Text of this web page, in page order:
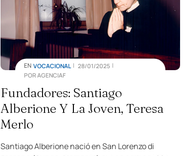
Fundadores: Santiago
Alberione Y La Joven, Teresa
Merlo
28/01/2025
EN VOCACIONAL
PORAGENCIAF
Santiago Alberione nació en San Lorenzo di